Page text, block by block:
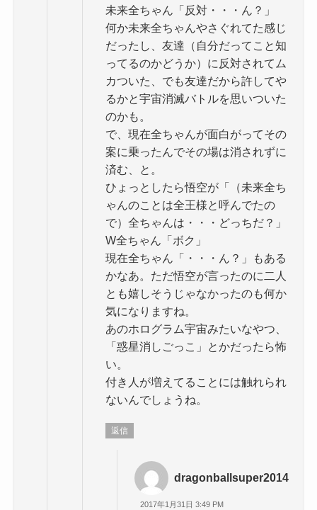
未来全ちゃん「反対・・・ん？」
何か未来全ちゃんやさぐれてた感じ
だったし、友達（自分だってこと知
ってるのかどうか）に反対されてム
カついた、でも友達だから許してや
るかと宇宙消滅バトルを思いついた
のかも。
で、現在全ちゃんが面白がってその
案に乗ったんでその場は消されずに
済む、と。
ひょっとしたら悟空が「（未来全ち
ゃんのことは全王様と呼んでたの
で）全ちゃんは・・・どっちだ？」
W全ちゃん「ボク」
現在全ちゃん「・・・ん？」もある
かなあ。ただ悟空が言ったのに二人
とも嬉しそうじゃなかったのも何か
気になりますね。
あのホログラム宇宙みたいなやつ、
「惑星消しごっこ」とかだったら怖
い。
付き人が増えてることには触れられ
ないんでしょうね。
返信
dragonballsuper2014
2017年1月31日 3:49 PM